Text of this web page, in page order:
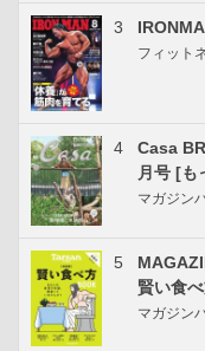
3
フィット
4
Casa
月号 [も
マガジン
5
賢い食
マガジン